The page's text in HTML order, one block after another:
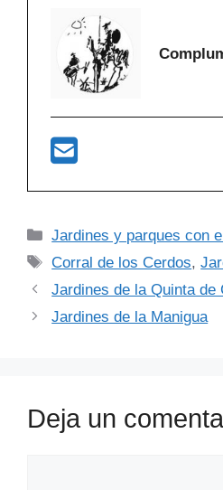
Jardines y parques con
Corral de los Cerdos,
Jardines de la Quinta de
Jardines de la Manigua
Deja un